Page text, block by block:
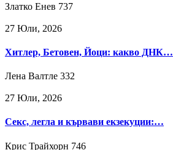
Златко Енев 737
27 Юли, 2026
Хитлер, Бетовен, Йоци: какво ДНК…
Лена Валтле 332
27 Юли, 2026
Секс, легла и кървави екзекуции:…
Крис Трайхорн 746